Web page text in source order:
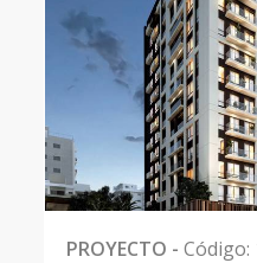
PROYECTO - Código: